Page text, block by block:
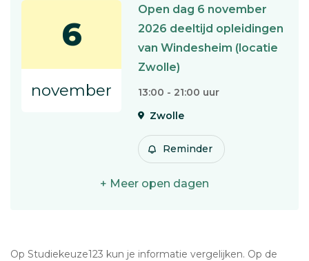
6
november
Open dag 6 november
2026 deeltijd opleidingen
van Windesheim (locatie
Zwolle)
13:00 - 21:00 uur
Zwolle
Reminder
+ Meer open dagen
Op Studiekeuze123 kun je informatie vergelijken. Op de